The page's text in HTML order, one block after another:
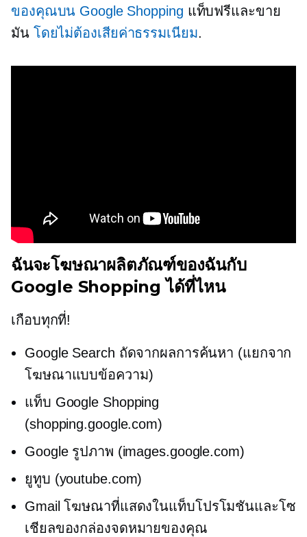
ของคุณบน Google Shopping แท็บฟรีและขาย
มัน โดยไม่ต้องเสียค่าธรรมเนียม.
ฉันจะโฆษณาผลิตภัณฑ์ของฉันกับ
Google Shopping ได้ที่ไหน
เกือบทุกที่!
Google Search ถัดจากผลการค้นหา (แยกจาก
โฆษณาแบบข้อความ)
แท็บ Google Shopping
(shopping.google.com)
Google รูปภาพ (images.google.com)
ยูทูบ (youtube.com)
Gmail โฆษณาที่แสดงในแท็บโปรโมชันและโซ
เชียลของกล่องจดหมายของคุณ